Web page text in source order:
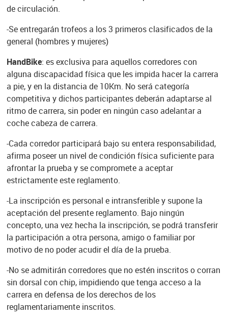
de circulación.
-Se entregarán trofeos a los 3 primeros clasificados de la
general (hombres y mujeres)
HandBike: es exclusiva para aquellos corredores con
alguna discapacidad física que les impida hacer la carrera
a pie, y en la distancia de 10Km. No será categoría
competitiva y dichos participantes deberán adaptarse al
ritmo de carrera, sin poder en ningún caso adelantar a
coche cabeza de carrera.
-Cada corredor participará bajo su entera responsabilidad,
afirma poseer un nivel de condición física suficiente para
afrontar la prueba y se compromete a aceptar
estrictamente este reglamento.
-La inscripción es personal e intransferible y supone la
aceptación del presente reglamento. Bajo ningún
concepto, una vez hecha la inscripción, se podrá transferir
la participación a otra persona, amigo o familiar por
motivo de no poder acudir el día de la prueba.
-No se admitirán corredores que no estén inscritos o corran
sin dorsal con chip, impidiendo que tenga acceso a la
carrera en defensa de los derechos de los
reglamentariamente inscritos.